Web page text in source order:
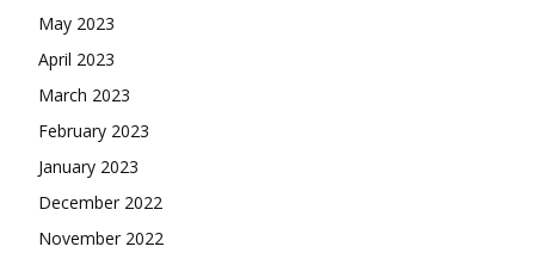
May 2023
April 2023
March 2023
February 2023
January 2023
December 2022
November 2022